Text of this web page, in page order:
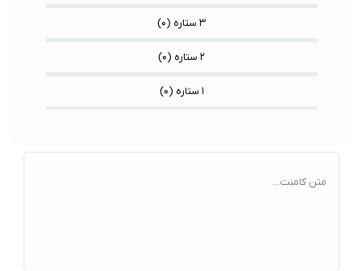
۳ ستاره ( ۰)
۲ ستاره ( ۰)
۱ ستاره ( ۰)
متن کامنت...